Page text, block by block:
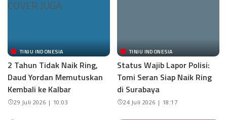
TINJU INDONESIA
2 Tahun Tidak Naik Ring,
Daud Yordan Memutuskan
Kembali ke Kalbar
29 Juli 2026 | 10:03
TINJU INDONESIA
Status Wajib Lapor Polisi:
Tomi Seran Siap Naik Ring
di Surabaya
24 Juli 2026 | 18:17